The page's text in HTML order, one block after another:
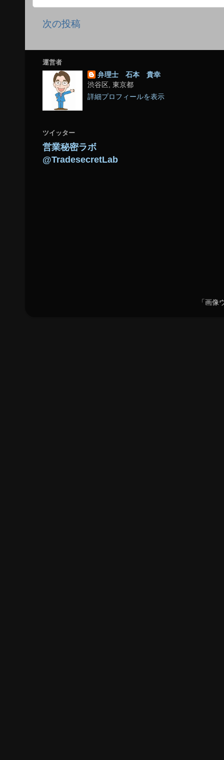
次の投稿
運営者
弁理士 石本 貴幸
渋谷区, 東京都
詳細プロフィールを表示
ツイッター
営業秘密ラボ
@TradesecretLab
「画